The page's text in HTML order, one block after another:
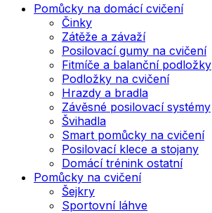
Pomůcky na domácí cvičení
Činky
Zátěže a závaží
Posilovací gumy na cvičení
Fitmíče a balanční podložky
Podložky na cvičení
Hrazdy a bradla
Závěsné posilovací systémy
Švihadla
Smart pomůcky na cvičení
Posilovací klece a stojany
Domácí trénink ostatní
Pomůcky na cvičení
Šejkry
Sportovní láhve